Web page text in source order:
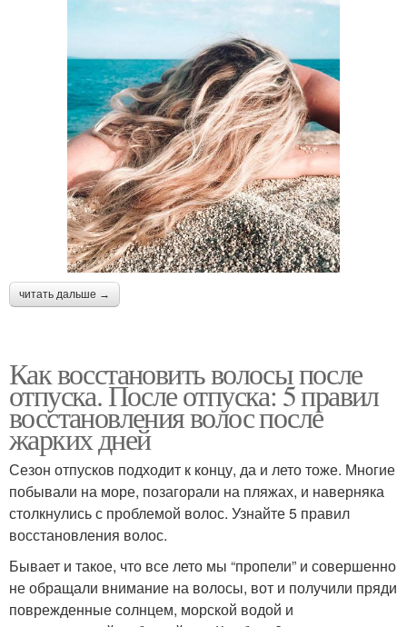
читать дальше →
Как восстановить волосы после
отпуска. После отпуска: 5 правил
восстановления волос после
жарких дней
Сезон отпусков подходит к концу, да и лето тоже. Многие
побывали на море, позагорали на пляжах, и наверняка
столкнулись с проблемой волос. Узнайте 5 правил
восстановления волос.
Бывает и такое, что все лето мы “пропели” и совершенно
не обращали внимание на волосы, вот и получили пряди
поврежденные солнцем, морской водой и